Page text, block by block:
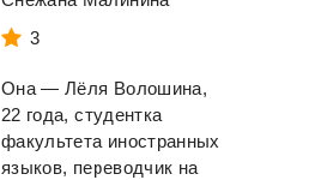
3
Она — Лёля Волошина,
22 года, студентка
факультета иностранных
языков, переводчик на